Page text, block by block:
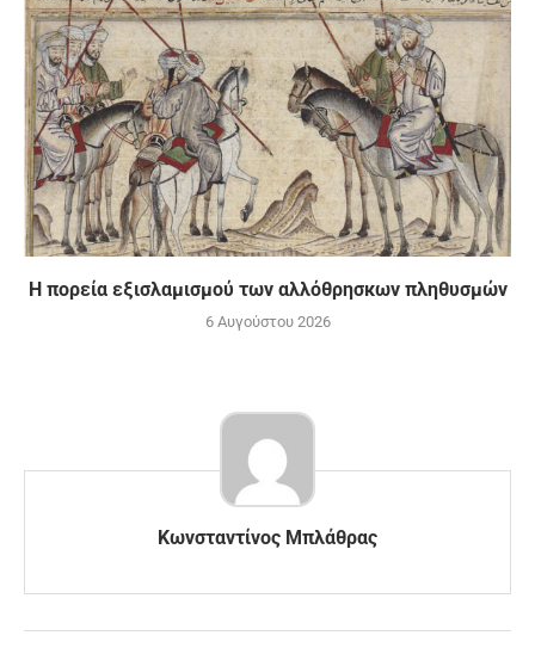
Η πορεία εξισλαμισμού των αλλόθρησκων πληθυσμών
6 Αυγούστου 2026
Κωνσταντίνος Μπλάθρας